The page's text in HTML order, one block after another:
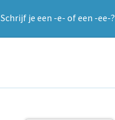
Schrijf je een -e- of een -ee-?